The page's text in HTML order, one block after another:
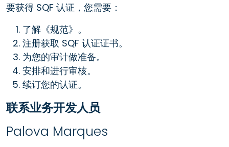
要获得 SQF 认证，您需要：
了解《规范》。
注册获取 SQF 认证证书。
为您的审计做准备。
安排和进行审核。
续订您的认证。
联系业务开发人员
Palova Marques